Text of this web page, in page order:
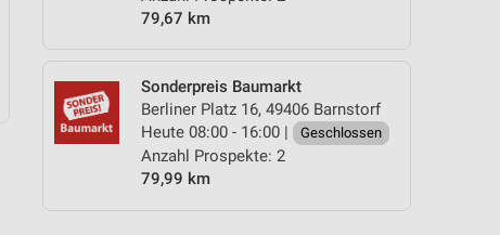
79,67 km
Sonderpreis Baumarkt
Berliner Platz 16, 49406 Barnstorf
Heute 08:00 - 16:00 |
Geschlossen
Anzahl Prospekte: 2
79,99 km